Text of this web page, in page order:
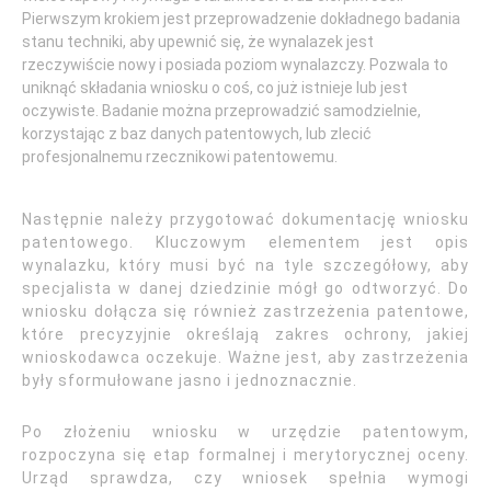
Pierwszym krokiem jest przeprowadzenie dokładnego badania
stanu techniki, aby upewnić się, że wynalazek jest
rzeczywiście nowy i posiada poziom wynalazczy. Pozwala to
uniknąć składania wniosku o coś, co już istnieje lub jest
oczywiste. Badanie można przeprowadzić samodzielnie,
korzystając z baz danych patentowych, lub zlecić
profesjonalnemu rzecznikowi patentowemu.
Następnie należy przygotować dokumentację wniosku
patentowego. Kluczowym elementem jest opis
wynalazku, który musi być na tyle szczegółowy, aby
specjalista w danej dziedzinie mógł go odtworzyć. Do
wniosku dołącza się również zastrzeżenia patentowe,
które precyzyjnie określają zakres ochrony, jakiej
wnioskodawca oczekuje. Ważne jest, aby zastrzeżenia
były sformułowane jasno i jednoznacznie.
Po złożeniu wniosku w urzędzie patentowym,
rozpoczyna się etap formalnej i merytorycznej oceny.
Urząd sprawdza, czy wniosek spełnia wymogi